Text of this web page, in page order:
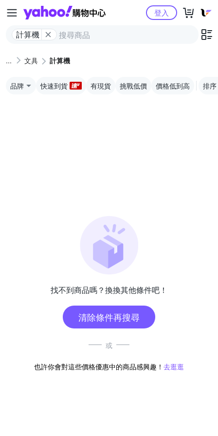
Yahoo購物中心
計算機
登入
文具 計算機
品牌 快速到貨 有現貨 挑戰低價 價格低到高 排序
找不到商品嗎？換換其他條件吧！
清除條件再搜尋
或
也許你會對這些價格優惠中的商品感興趣！ 去逛逛